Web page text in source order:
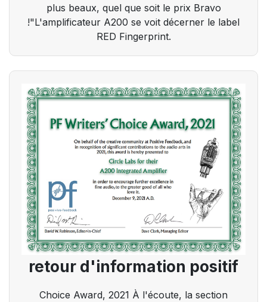
plus beaux, quel que soit le prix Bravo
!"L'amplificateur A200 se voit décerner le label
RED Fingerprint.
retour d'information positif
Choice Award, 2021 À l'écoute, la section